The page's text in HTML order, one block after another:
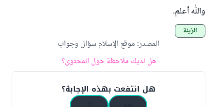
والله أعلم.
الزينة
المصدر: موقع الإسلام سؤال وجواب
هل لديك ملاحظة حول المحتوى؟
هل انتفعت بهذه الإجابة؟